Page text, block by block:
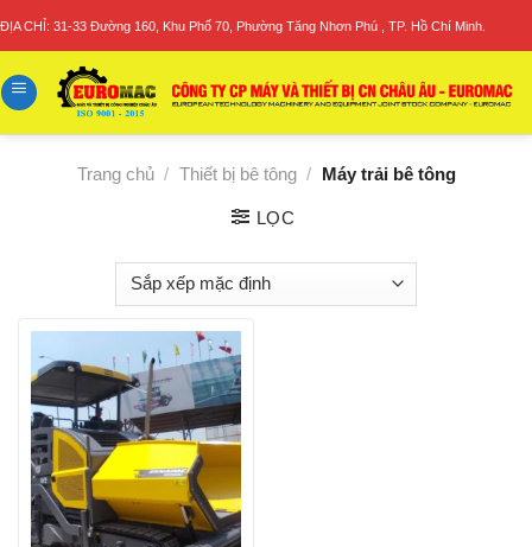
ĐỊA CHỈ: 31-33 Đường 160, Khu Phố 70, Phường Tăng Nhơn Phú , TP. Hồ Chí Minh.
Trang chủ / Thiết bị bê tông / Máy trải bê tông
LỌC